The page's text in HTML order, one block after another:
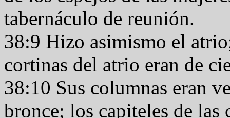
tabernáculo de reunión.
38:9 Hizo asimismo el
cortinas del atrio eran de
38:10 Sus columnas eran
bronce; los capiteles de las